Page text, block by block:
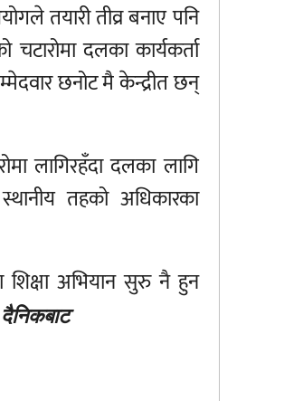
तयारी तीव्र बनाए पनि
दलका कार्यकर्ता
छनोट मै केन्द्रीत छन्
लागिरहँदा दलका लागि
तहको अधिकारका
शिक्षा अभियान सुरु नै हुन